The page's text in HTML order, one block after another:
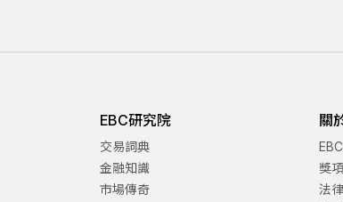
EBC研究院
交易詞典
金融知識
市場傳奇
關
獎
法